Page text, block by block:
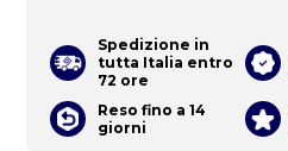
Spedizione in
tutta Italia entro
72 ore
Reso fino a 14
giorni